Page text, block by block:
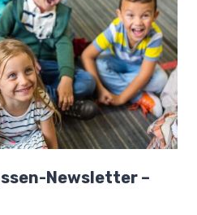
Newsletter –